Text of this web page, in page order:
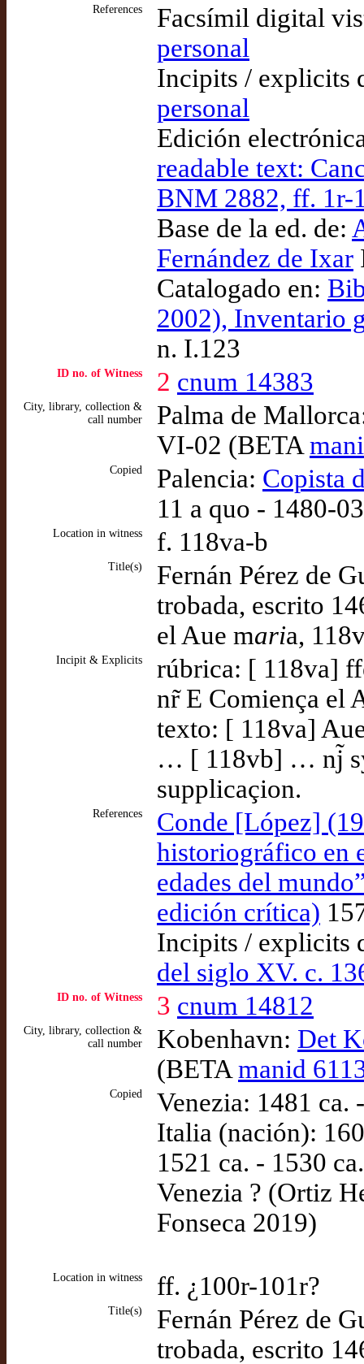
References
Facsímil digital
personal
Incipits / explicits
personal
Edición
readable text:
BNM 2882, ff. 1r-
Base de la ed. de:
Fernández de Ixar
Catalogado en:
2002), Inventario
n. I.123
ID no. of Witness 2 cnum 14383
City, library, collection &
call number
Palma de
VI-02 (BETA
Copied Palencia: Copista
11 a quo - 1480-
Location in witness f. 118va-b
Title(s)
Fernán Pérez de
trobada, escrito
el Aue maria,
Incipit & Explicits
rúbrica: [ 118va]
nr̃ E Comiença el
texto: [ 118va]
… [ 118vb] … nj̃
supplicaçion.
References
Conde [López]
historiográfico en
edades del
edición crítica)
Incipits / explicits
del siglo XV. c.
ID no. of Witness 3 cnum 14812
City, library, collection &
call number
Kobenhavn: Det
(BETA manid
Copied
Venezia: 1481 ca.
Italia (nación):
1521 ca. - 1530
Venezia ? (Ortiz
Fonseca 2019)
Location in witness ff. ¿100r-101r?
Title(s)
Fernán Pérez de
trobada, escrito